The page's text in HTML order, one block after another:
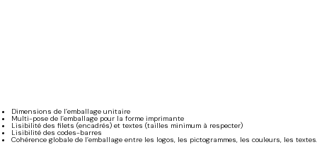
Dimensions de l’emballage unitaire
Multi-pose de l’emballage pour la forme imprimante
Lisibilité des filets (encadrés) et textes (tailles minimum à respecter)
Lisibilité des codes-barres
Cohérence globale de l’emballage entre les logos, les pictogrammes, les couleurs, les